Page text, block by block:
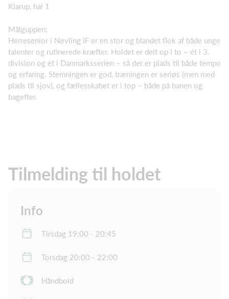
Klarup, hal 1
Målguppen:
Herresenior i Nøvling IF er en stor og blandet flok af både unge
talenter og rutinerede kræfter. Holdet er delt op i to – ét i 3.
division og ét i Danmarksserien – så der er plads til både tempo
og erfaring. Stemningen er god, træningen er seriøs (men med
plads til sjov), og fællesskabet er i top – både på banen og
bagefter.
Tilmelding til holdet
Info
Tirsdag 19:00 - 20:45
Torsdag 20:00 - 22:00
Håndbold